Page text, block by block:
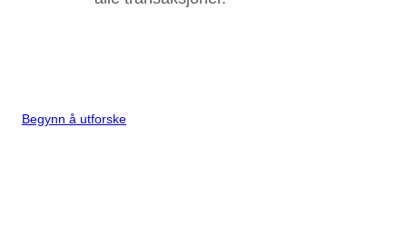
Begynn å utforske